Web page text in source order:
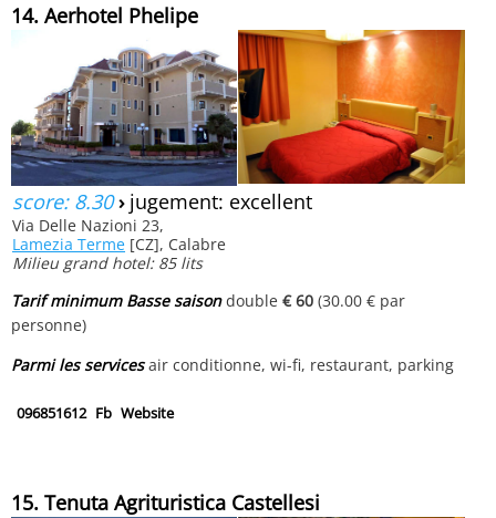
14. Aerhotel Phelipe
score: 8.30› jugement: excellent
Via Delle Nazioni 23,
Lamezia Terme [CZ], Calabre
Milieu grand hotel: 85 lits
Tarif minimum Basse saisondouble€ 60 (30.00 € par
personne)
Parmi les servicesair conditionne, wi-fi, restaurant, parking
096851612 Fb Website
15. Tenuta Agrituristica Castellesi